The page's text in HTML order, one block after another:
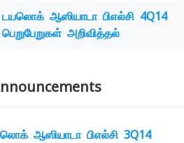
டயலொக் ஆஸியாடா பிஎல்சி 4Q14
பெறுபேறுகள் அறிவித்தல்
ஆஸியாடா பிஎல்சி 3Q14